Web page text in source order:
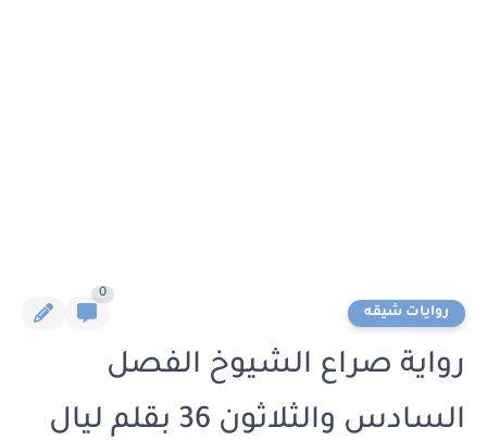
روايات شيقه
0
رواية صراع الشيوخ الفصل
السادس والثلاثون 36 بقلم ليال